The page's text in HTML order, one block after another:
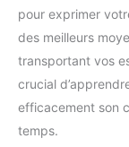
pour exprimer
des meilleurs
transportant vos
crucial
efficacement son
temps.